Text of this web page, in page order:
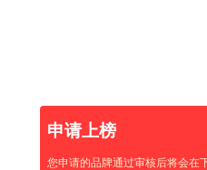
申请上榜
您申请的品牌通过审核后将会在